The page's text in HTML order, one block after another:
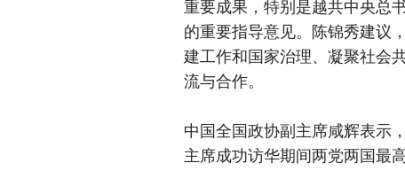
重要成果，特别是越共中央总
的重要指导意见。陈锦秀建议
建工作和国家治理、凝聚社会
流与合作。
中国全国政协副主席咸辉表示
主席成功访华期间两党两国最